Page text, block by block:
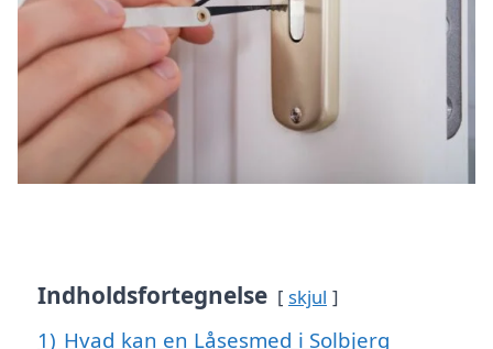
Indholdsfortegnelse skjul
1) Hvad kan en Låsesmed i Solbjerg